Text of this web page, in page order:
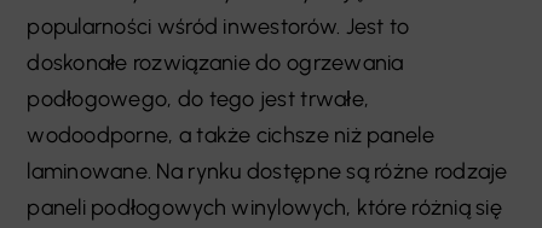
popularności wśród inwestorów. Jest to
doskonałe rozwiązanie do ogrzewania
podłogowego, do tego jest trwałe,
wodoodporne, a także cichsze niż panele
laminowane. Na rynku dostępne są różne rodzaje
paneli podłogowych winylowych, które różnią się